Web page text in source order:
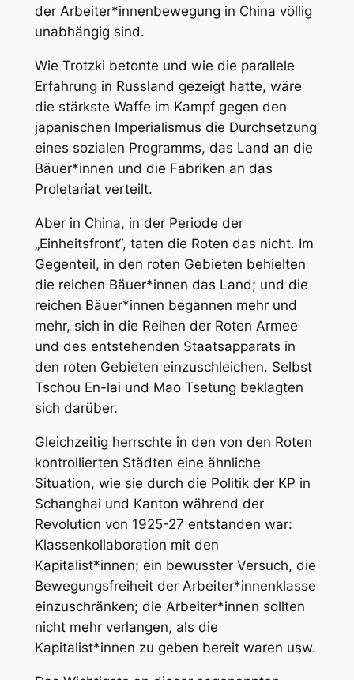
der Arbeiter*innenbewegung in China völlig
unabhängig sind.
Wie Trotzki betonte und wie die parallele
Erfahrung in Russland gezeigt hatte, wäre
die stärkste Waffe im Kampf gegen den
japanischen Imperialismus die Durchsetzung
eines sozialen Programms, das Land an die
Bäuer*innen und die Fabriken an das
Proletariat verteilt.
Aber in China, in der Periode der
„Einheitsfront“, taten die Roten das nicht. Im
Gegenteil, in den roten Gebieten behielten
die reichen Bäuer*innen das Land; und die
reichen Bäuer*innen begannen mehr und
mehr, sich in die Reihen der Roten Armee
und des entstehenden Staatsapparats in
den roten Gebieten einzuschleichen. Selbst
Tschou En-lai und Mao Tsetung beklagten
sich darüber.
Gleichzeitig herrschte in den von den Roten
kontrollierten Städten eine ähnliche
Situation, wie sie durch die Politik der KP in
Schanghai und Kanton während der
Revolution von 1925-27 entstanden war:
Klassenkollaboration mit den
Kapitalist*innen; ein bewusster Versuch, die
Bewegungsfreiheit der Arbeiter*innenklasse
einzuschränken; die Arbeiter*innen sollten
nicht mehr verlangen, als die
Kapitalist*innen zu geben bereit waren usw.